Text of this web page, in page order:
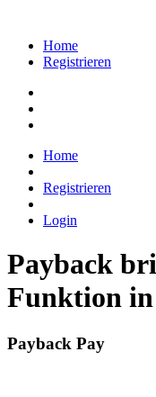
Home
Registrieren
Home
Registrieren
Login
Payback
Funktion
Payback Pay